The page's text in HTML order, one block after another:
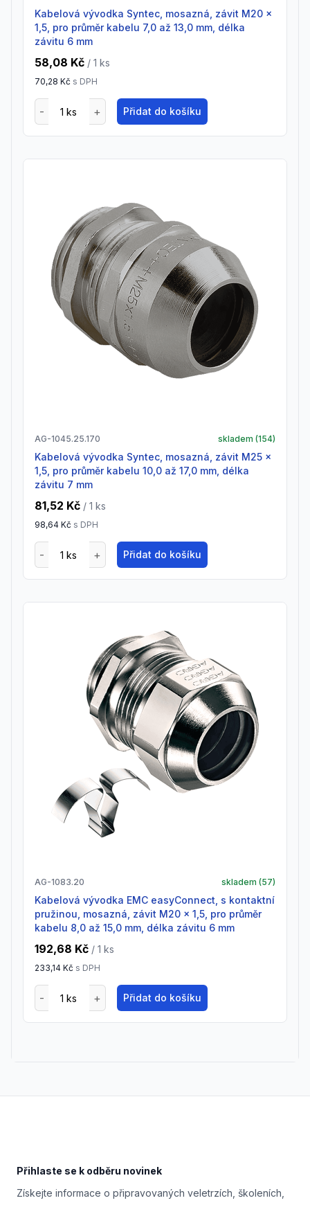
Kabelová vývodka Syntec, mosazná, závit M20 x
1,5, pro průměr kabelu 7,0 až 13,0 mm, délka
závitu 6 mm
58,08 Kč / 1 ks
70,28 Kč s DPH
Přidat do košíku
AG-1045.25.170 skladem (154)
Kabelová vývodka Syntec, mosazná, závit M25 x
1,5, pro průměr kabelu 10,0 až 17,0 mm, délka
závitu 7 mm
81,52 Kč / 1 ks
98,64 Kč s DPH
Přidat do košíku
AG-1083.20 skladem (57)
Kabelová vývodka EMC easyConnect, s kontaktní
pružinou, mosazná, závit M20 x 1,5, pro průměr
kabelu 8,0 až 15,0 mm, délka závitu 6 mm
192,68 Kč / 1 ks
233,14 Kč s DPH
Přidat do košíku
Přihlaste se k odběru novinek
Získejte informace o připravovaných veletrzích, školeních,